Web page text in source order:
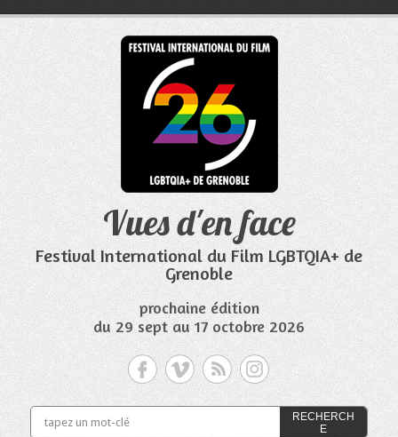
Vues d'en face
Festival International du Film LGBTQIA+ de
Grenoble
prochaine édition
du 29 sept au 17 octobre 2026
RECHERCH
E